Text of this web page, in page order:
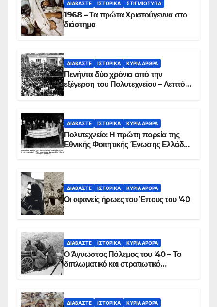
ΔΙΑΒΆΣΤΕ ΙΣΤΟΡΙΚΆ ΣΤΙΓΜΙΌΤΥΠΑ
1968 – Τα πρώτα Χριστούγεννα στο
διάστημα
ΔΙΑΒΆΣΤΕ ΙΣΤΟΡΙΚΆ ΚΥΡΙΑ ΑΡΘΡΑ
Πενήντα δύο χρόνια από την
εξέγερση του Πολυτεχνείου – Λεπτό
ΔΙΑΒΆΣΤΕ ΙΣΤΟΡΙΚΆ ΚΥΡΙΑ ΑΡΘΡΑ
Πολυτεχνείο: Η πρώτη πορεία της
Εθνικής Φοιτητικής Ένωσης Ελλάδος
ΔΙΑΒΆΣΤΕ ΙΣΤΟΡΙΚΆ ΚΥΡΙΑ ΑΡΘΡΑ
Οι αφανείς ήρωες του Έπους του ’40
ΔΙΑΒΆΣΤΕ ΙΣΤΟΡΙΚΆ ΚΥΡΙΑ ΑΡΘΡΑ
Ο Άγνωστος Πόλεμος του ’40 – Το
διπλωματικό και στρατιωτικό
ΔΙΑΒΆΣΤΕ ΙΣΤΟΡΙΚΆ ΚΥΡΙΑ ΑΡΘΡΑ